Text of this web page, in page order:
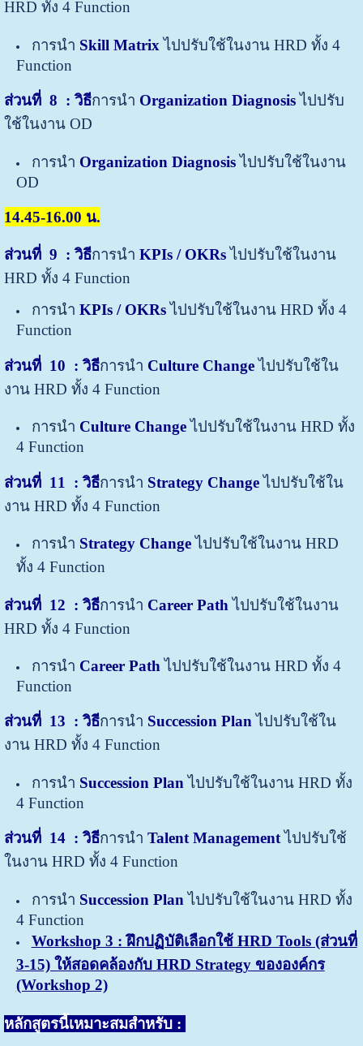
HRD ทั้ง 4 Function
การนำ Skill Matrixไปปรับใช้ในงาน HRD ทั้ง 4
Function
ส่วนที่ 8 : วิธีการนำ Organization Diagnosisไปปรับ
ใช้ในงาน OD
การนำ Organization Diagnosisไปปรับใช้ในงาน
OD
14.45-16.00 น.
ส่วนที่ 9 : วิธีการนำ KPIs / OKRsไปปรับใช้ในงาน
HRD ทั้ง 4 Function
การนำ KPIs / OKRsไปปรับใช้ในงาน HRD ทั้ง 4
Function
ส่วนที่ 10 : วิธีการนำ Culture Changeไปปรับใช้ใน
งาน HRD ทั้ง 4 Function
การนำ Culture Changeไปปรับใช้ในงาน HRD ทั้ง
4 Function
ส่วนที่ 11 : วิธีการนำ Strategy Change ไปปรับใช้ใน
งาน HRD ทั้ง 4 Function
การนำ Strategy Change ไปปรับใช้ในงาน HRD
ทั้ง 4 Function
ส่วนที่ 12 : วิธีการนำ Career Path ไปปรับใช้ในงาน
HRD ทั้ง 4 Function
การนำ Career Path ไปปรับใช้ในงาน HRD ทั้ง 4
Function
ส่วนที่ 13 : วิธีการนำ Succession Plan ไปปรับใช้ใน
งาน HRD ทั้ง 4 Function
การนำ Succession Plan ไปปรับใช้ในงาน HRD ทั้ง
4 Function
ส่วนที่ 14: วิธีการนำ Talent Managementไปปรับใช้
ในงาน HRD ทั้ง 4 Function
การนำ Succession Plan ไปปรับใช้ในงาน HRD ทั้ง
4 Function
Workshop 3 : ฝึกปฏิบัติเลือกใช้ HRD Tools (ส่วนที่
3-15) ให้สอดคล้องกับ HRD Strategy ขององค์กร
(Workshop 2)
หลักสูตรนี้เหมาะสมสำหรับ :